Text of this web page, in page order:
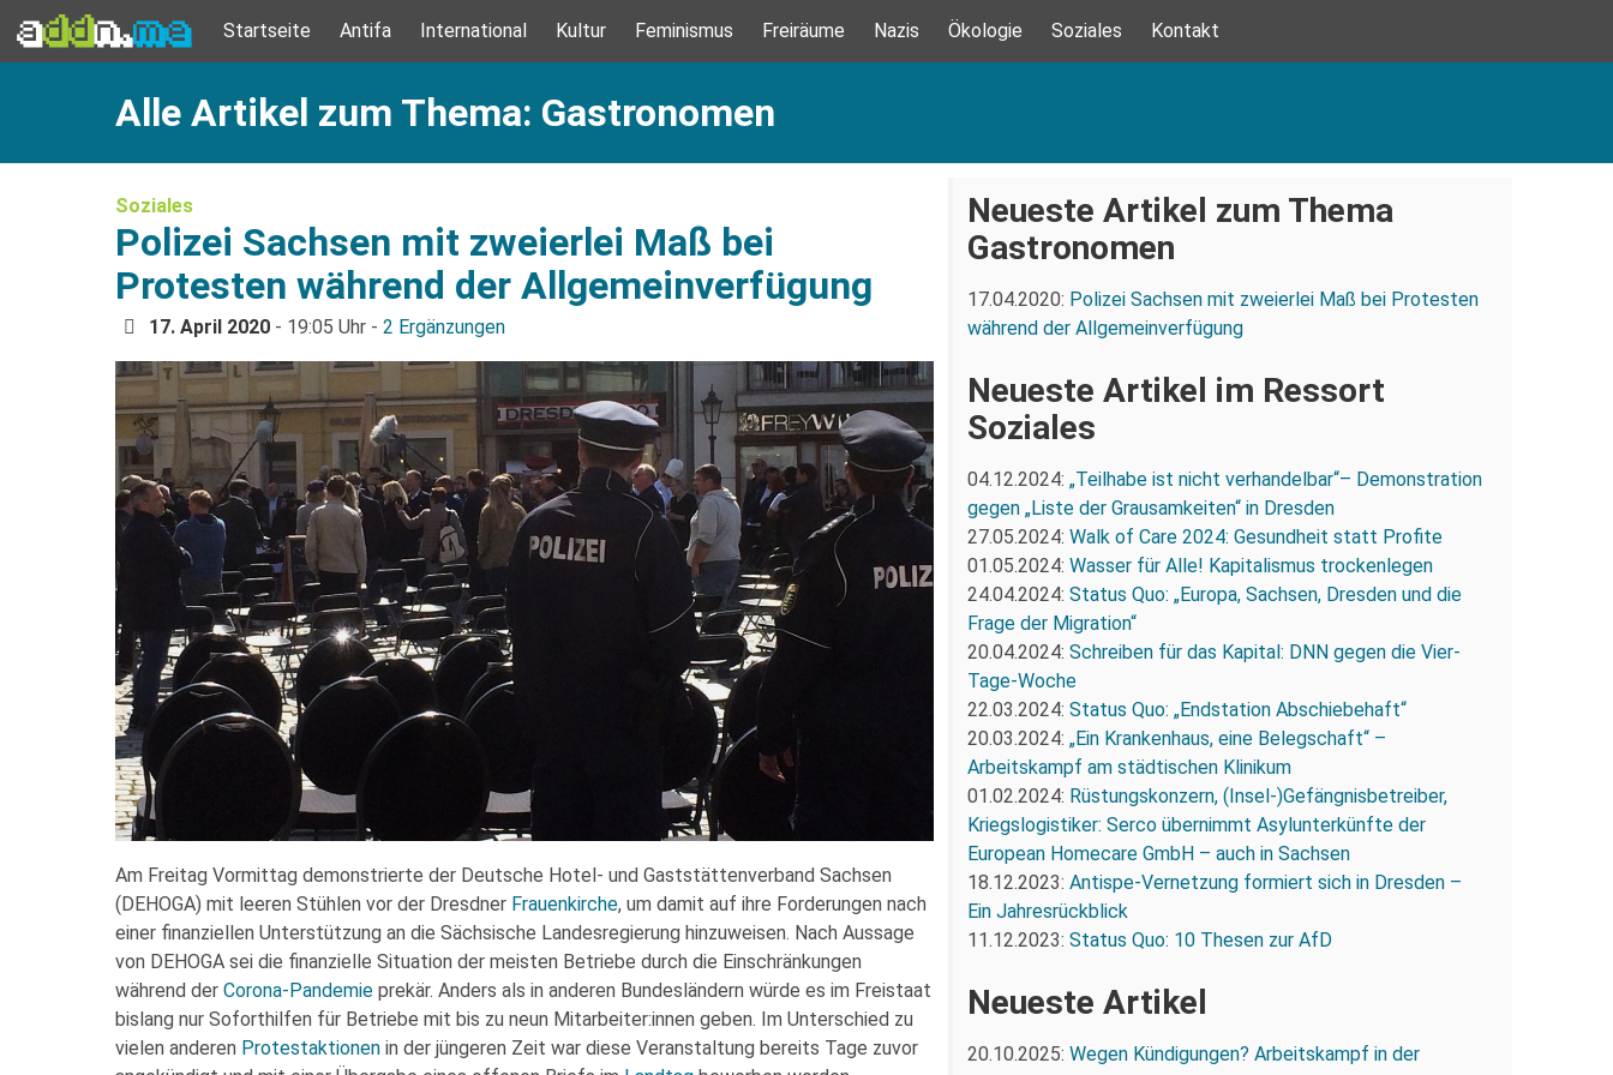
Startseite Antifa International Kultur Feminismus Freiräume Nazis Ökologie Soziales Kontakt
Alle Artikel zum Thema: Gastronomen
Soziales
Polizei Sachsen mit zweierlei Maß bei
Protesten während der Allgemeinverfügung
17. April 2020 - 19:05 Uhr - 2 Ergänzungen
Am Freitag Vormittag demonstrierte der Deutsche Hotel- und Gaststättenverband Sachsen
(DEHOGA) mit leeren Stühlen vor der Dresdner Frauenkirche, um damit auf ihre Forderungen nach
einer finanziellen Unterstützung an die Sächsische Landesregierung hinzuweisen. Nach Aussage
von DEHOGA sei die finanzielle Situation der meisten Betriebe durch die Einschränkungen
während der Corona-Pandemie prekär. Anders als in anderen Bundesländern würde es im Freistaat
bislang nur Soforthilfen für Betriebe mit bis zu neun Mitarbeiter:innen geben. Im Unterschied zu
vielen anderen Protestaktionen in der jüngeren Zeit war diese Veranstaltung bereits Tage zuvor
Neueste Artikel zum Thema
Gastronomen
17.04.2020: Polizei Sachsen mit zweierlei Maß bei Protesten
während der Allgemeinverfügung
Neueste Artikel im Ressort
Soziales
04.12.2024: „Teilhabe ist nicht verhandelbar“– Demonstration
gegen „Liste der Grausamkeiten“ in Dresden
27.05.2024: Walk of Care 2024: Gesundheit statt Profite
01.05.2024: Wasser für Alle! Kapitalismus trockenlegen
24.04.2024: Status Quo: „Europa, Sachsen, Dresden und die
Frage der Migration“
20.04.2024: Schreiben für das Kapital: DNN gegen die Vier-
Tage-Woche
22.03.2024: Status Quo: „Endstation Abschiebehaft“
20.03.2024: „Ein Krankenhaus, eine Belegschaft“ –
Arbeitskampf am städtischen Klinikum
01.02.2024: Rüstungskonzern, (Insel-)Gefängnisbetreiber,
Kriegslogistiker: Serco übernimmt Asylunterkünfte der
European Homecare GmbH – auch in Sachsen
18.12.2023: Antispe-Vernetzung formiert sich in Dresden –
Ein Jahresrückblick
11.12.2023: Status Quo: 10 Thesen zur AfD
Neueste Artikel
20.10.2025: Wegen Kündigungen? Arbeitskampf in der